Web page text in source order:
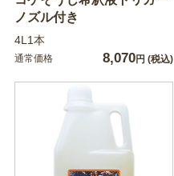
ノズル付き
4L1本
通常価格 8,070円 (税込)